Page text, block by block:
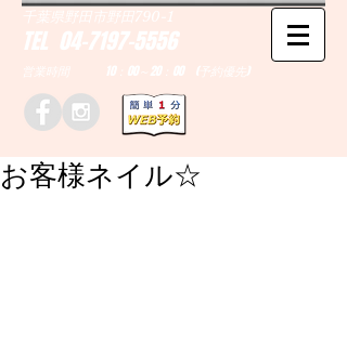
TEL 04-7197-5556
営業時間 10：00～20：00 (予約優先)
千葉県野田市野田790-1
お客様ネイル☆